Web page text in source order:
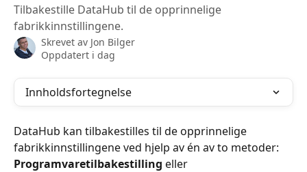
Tilbakestille DataHub til de opprinnelige
fabrikkinnstillingene.
Skrevet av Jon Bilger
Oppdatert i dag
Innholdsfortegnelse
DataHub kan tilbakestilles til de opprinnelige
fabrikkinnstillingene ved hjelp av én av to metoder:
Programvaretilbakestilling eller